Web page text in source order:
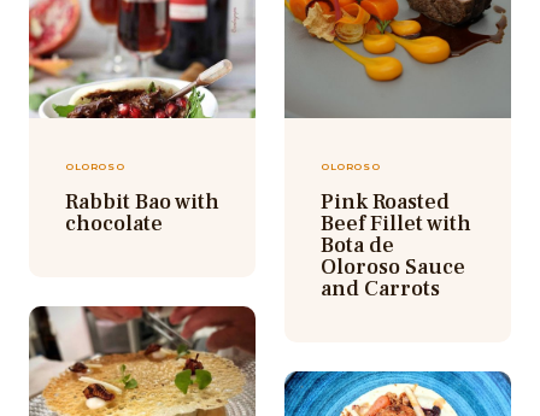
OLOROSO
Rabbit Bao with
chocolate
OLOROSO
Pink Roasted
Beef Fillet with
Bota de
Oloroso Sauce
and Carrots